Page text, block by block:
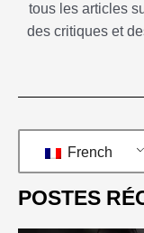
tous les articles
des critiques et
French
POSTES